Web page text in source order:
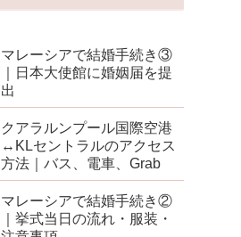
マレーシアで結婚手続き③
｜日本大使館に婚姻届を提
出
クアラルンプール国際空港
↔︎KLセントラルのアクセス
方法｜バス、電車、Grab
マレーシアで結婚手続き②
｜挙式当日の流れ・服装・